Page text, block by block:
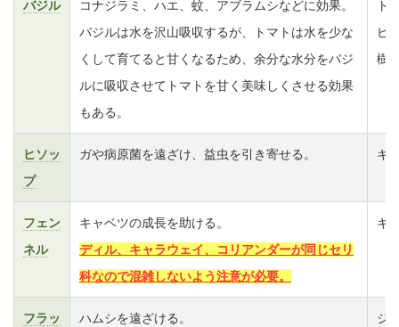
バジル
コナジラミ、ハエ、蚊、アブラムシなどに効果。
バジルは水を沢山吸収するが、トマトは水を少な
くして育てると甘くなるため、余分な水分をバジ
ルに吸収させてトマトを甘く美味しくさせる効果
もある。
ト
ピ
樹
ヒソッ
プ
ガや病原菌を遠ざけ、益虫を引き寄せる。 キ
フェン
ネル
キャベツの成長を助ける。
ディル、キャラウェイ、コリアンダーが同じセリ
科なので混雑しないよう注意が必要。
キ
フラッ
ハムシを遠ざける。 ジ